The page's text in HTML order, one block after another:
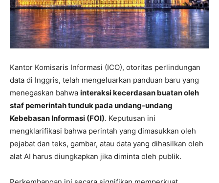
Kantor Komisaris Informasi (ICO), otoritas perlindungan
data di Inggris, telah mengeluarkan panduan baru yang
menegaskan bahwa interaksi kecerdasan buatan oleh
staf pemerintah tunduk pada undang-undang
Kebebasan Informasi (FOI). Keputusan ini
mengklarifikasi bahwa perintah yang dimasukkan oleh
pejabat dan teks, gambar, atau data yang dihasilkan oleh
alat AI harus diungkapkan jika diminta oleh publik.